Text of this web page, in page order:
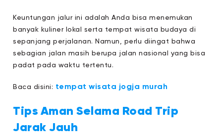
Keuntungan jalur ini adalah Anda bisa menemukan
banyak kuliner lokal serta tempat wisata budaya di
sepanjang perjalanan. Namun, perlu diingat bahwa
sebagian jalan masih berupa jalan nasional yang bisa
padat pada waktu tertentu.
Baca disini: tempat wisata jogja murah
Tips Aman Selama Road Trip
Jarak Jauh